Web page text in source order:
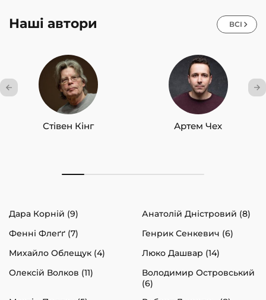
Наші автори ВСІ
Стівен Кінг Артем Чех
Дара Корній (9)
Анатолій Дністровий (8)
Фенні Флеґґ (7)
Генрик Сенкевич (6)
Михайло Облещук (4)
Люко Дашвар (14)
Олексій Волков (11)
Володимир Островський
(6)